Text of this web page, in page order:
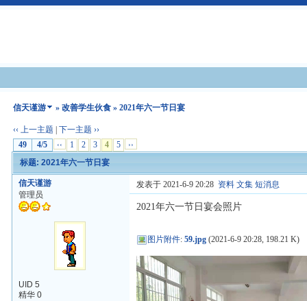
信天谨游 »改善学生伙食 » 2021年六一节日宴
‹‹ 上一主题 |下一主题 ››
49
4/5 ‹‹ 1 2 3 4 5 ››
标题: 2021年六一节日宴
信天谨游
管理员
UID 5
精华 0
发表于 2021-6-9 20:28 资料 文集 短消息
2021年六一节日宴会照片
图片附件:59.jpg (2021-6-9 20:28, 198.21 K)